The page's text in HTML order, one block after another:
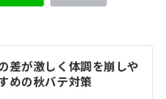
差が激しく体調を崩しや
めの秋バテ対策